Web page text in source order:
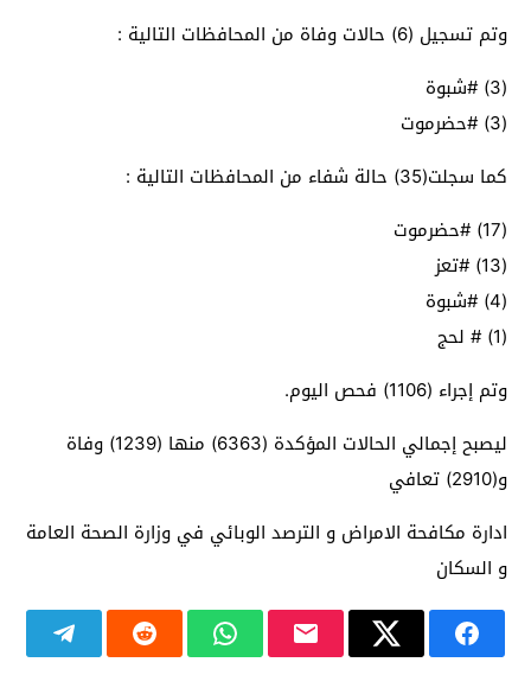
وتم تسجيل (6) حالات وفاة من المحافظات التالية :
(3) #شبوة
(3) #حضرموت
كما سجلت(35) حالة شفاء من المحافظات التالية :
(17) #حضرموت
(13) #تعز
(4) #شبوة
(1) # لحج
وتم إجراء (1106) فحص اليوم.
ليصبح إجمالي الحالات المؤكدة (6363) منها (1239) وفاة
و(2910) تعافي
ادارة مكافحة الامراض و الترصد الوبائي في وزارة الصحة العامة
و السكان